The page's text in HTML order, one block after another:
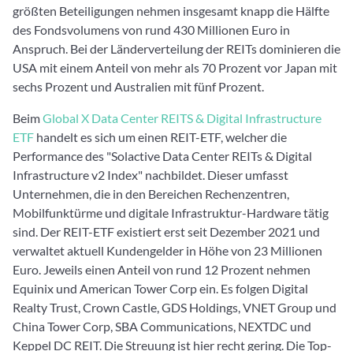
größten Beteiligungen nehmen insgesamt knapp die Hälfte
des Fondsvolumens von rund 430 Millionen Euro in
Anspruch. Bei der Länderverteilung der REITs dominieren die
USA mit einem Anteil von mehr als 70 Prozent vor Japan mit
sechs Prozent und Australien mit fünf Prozent.
BeimGlobal X Data Center REITS & Digital Infrastructure
ETF handelt es sich um einen REIT-ETF, welcher die
Performance des "Solactive Data Center REITs & Digital
Infrastructure v2 Index" nachbildet. Dieser umfasst
Unternehmen, die in den Bereichen Rechenzentren,
Mobilfunktürme und digitale Infrastruktur-Hardware tätig
sind. Der REIT-ETF existiert erst seit Dezember 2021 und
verwaltet aktuell Kundengelder in Höhe von 23 Millionen
Euro. Jeweils einen Anteil von rund 12 Prozent nehmen
Equinix und American Tower Corp ein. Es folgen Digital
Realty Trust, Crown Castle, GDS Holdings, VNET Group und
China Tower Corp, SBA Communications, NEXTDC und
Keppel DC REIT. Die Streuung ist hier recht gering. Die Top-